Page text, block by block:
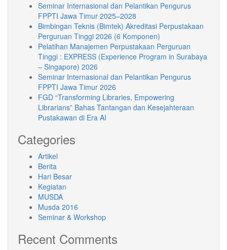
Seminar Internasional dan Pelantikan Pengurus
FPPTI Jawa Timur 2025–2028
Bimbingan Teknis (Bimtek) Akreditasi Perpustakaan
Perguruan Tinggi 2026 (6 Komponen)
Pelatihan Manajemen Perpustakaan Perguruan
Tinggi : EXPRESS (Experience Program in Surabaya
– Singapore) 2026
Seminar Internasional dan Pelantikan Pengurus
FPPTI Jawa Timur 2026
FGD “Transforming Libraries, Empowering
Librarians” Bahas Tantangan dan Kesejahteraan
Pustakawan di Era AI
Categories
Artikel
Berita
Hari Besar
Kegiatan
MUSDA
Musda 2016
Seminar & Workshop
Recent Comments